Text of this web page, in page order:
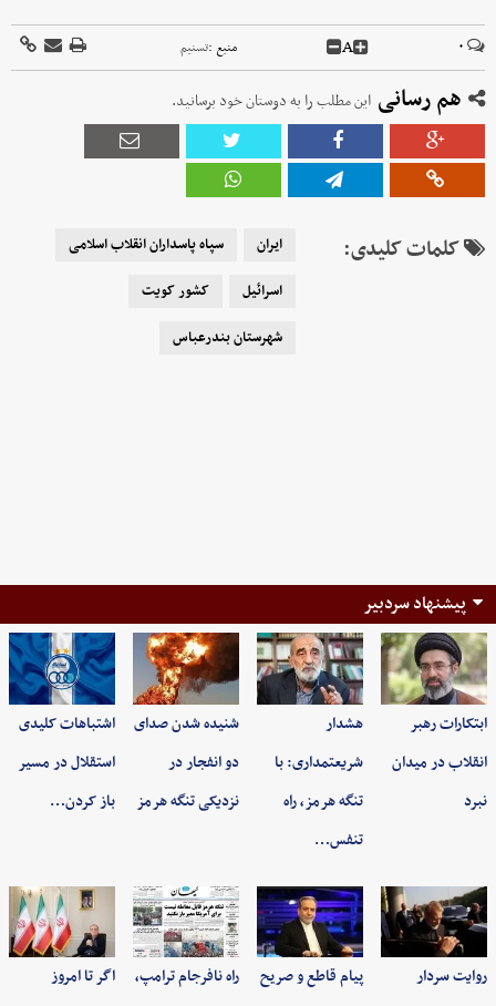
۰ A منبع :تسنیم
هم رسانی این مطلب را به دوستان خود برسانید.
کلمات کلیدی: ایران
سپاه پاسداران انقلاب اسلامی
اسرائیل
کشور کویت
شهرستان بندرعباس
پیشنهاد سردبیر
ابتکارات رهبر
انقلاب در میدان
نبرد
هشدار
شریعتمداری: با
تنگه هرمز، راه
تنفس…
شنیده شدن صدای
دو انفجار در
نزدیکی تنگه هرمز
اشتباهات کلیدی
استقلال در مسیر
باز کردن…
روایت سردار
پیام قاطع و صریح
راه نافرجام ترامپ،
اگر تا امروز